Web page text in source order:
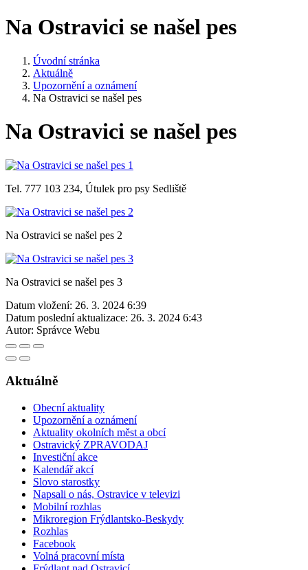
Na Ostravici se našel pes
Úvodní stránka
Aktuálně
Upozornění a oznámení
Na Ostravici se našel pes
Na Ostravici se našel pes
Tel. 777 103 234, Útulek pro psy Sedliště
Na Ostravici se našel pes 2
Na Ostravici se našel pes 3
Datum vložení: 26. 3. 2024 6:39
Datum poslední aktualizace: 26. 3. 2024 6:43
Autor: Správce Webu
Aktuálně
Obecní aktuality
Upozornění a oznámení
Aktuality okolních měst a obcí
Ostravický ZPRAVODAJ
Investiční akce
Kalendář akcí
Slovo starostky
Napsali o nás, Ostravice v televizi
Mobilní rozhlas
Mikroregion Frýdlantsko-Beskydy
Rozhlas
Facebook
Volná pracovní místa